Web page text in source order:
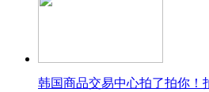
韩国商品交易中心拍了拍你！